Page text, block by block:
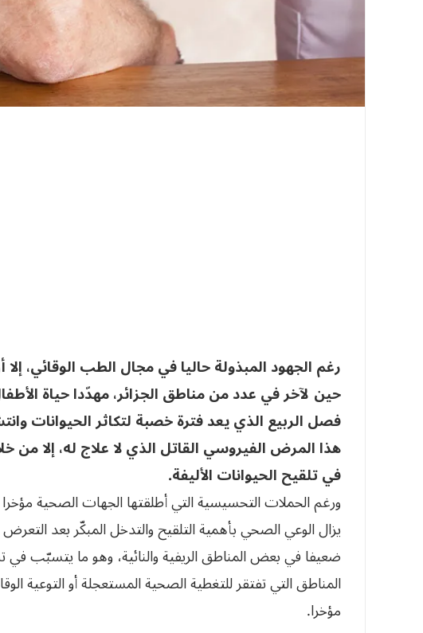
رغم الجهود المبذولة حاليا في مجال الطب الوقائي،
حين لآخر في عدد من مناطق الجزائر، مهدّدا حياة
فصل الربيع الذي يعد فترة خصبة لتكاثر الحيوانات
هذا المرض الفيروسي القاتل الذي لا علاج له، إلا من
في تلقيح الحيوانات الأليفة.
ورغم الحملات التحسيسية التي أطلقتها الجهات الصحية
يزال الوعي الصحي بأهمية التلقيح والتدخل المبكّر بعد
ضعيفا في بعض المناطق الريفية والنائية، وهو ما يتسبّب
المناطق التي تفتقر للتغطية الصحية المستعجلة أو التوعية
مؤخرا.